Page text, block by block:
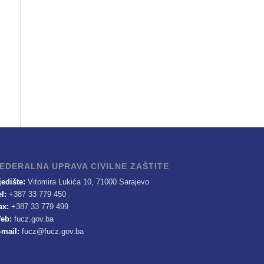
UPRAVA CIVILNE ZAŠTITE
Vitomira Lukića 10, 71000 Sarajevo
+387 33 779 450
+387 33 779 499
fucz.gov.ba
mail: fucz@fucz.gov.ba